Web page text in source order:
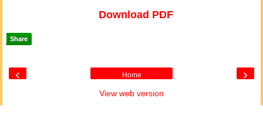
Download PDF
Share
‹ ›
Home
View web version